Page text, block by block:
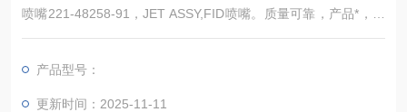
喷嘴221-48258-91，JET ASSY,FID喷嘴。质量可靠，产品*，常
备现货，欢迎新老顾客详询。
产品型号：
更新时间：2025-11-11